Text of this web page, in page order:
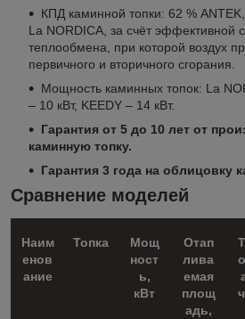
КПД каминной топки: 62 %
La NORDICA, за счёт эффективной
теплообмена, при которой воздух
первичного и вторичного сгорания.
Мощность каминных топок: La
– 10 кВт, KEEDY – 14 кВт.
Гарантия от 5 до 10 лет от
каминную топку.
Гарантия 3 года на облицовку
Сравнение моделей
Наим
енов
ание
Топка
Мощ
ност
ь,
кВт
Отап
лива
емая
площ
адь,